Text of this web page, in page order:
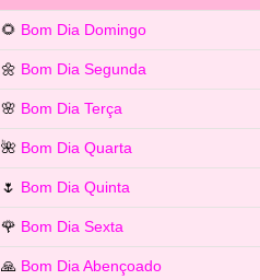
🌻 Bom Dia Domingo
🌼 Bom Dia Segunda
🌸 Bom Dia Terça
🌺 Bom Dia Quarta
🌷 Bom Dia Quinta
🌹 Bom Dia Sexta
🙏 Bom Dia Abençoado